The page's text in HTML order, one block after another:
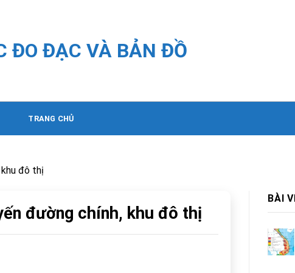
ĐO ĐẠC VÀ BẢN ĐỒ
TRANG CHỦ
đô thị
đường chính, khu đô thị
BÀI